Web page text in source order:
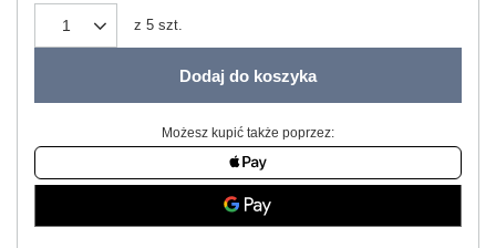
z 5 szt.
Dodaj do koszyka
Możesz kupić także poprzez: